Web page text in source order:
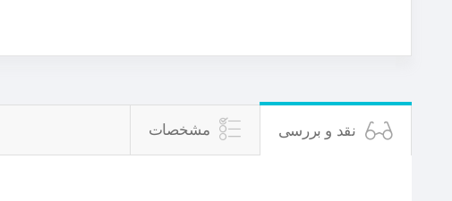
نقد و بررسی مشخصات